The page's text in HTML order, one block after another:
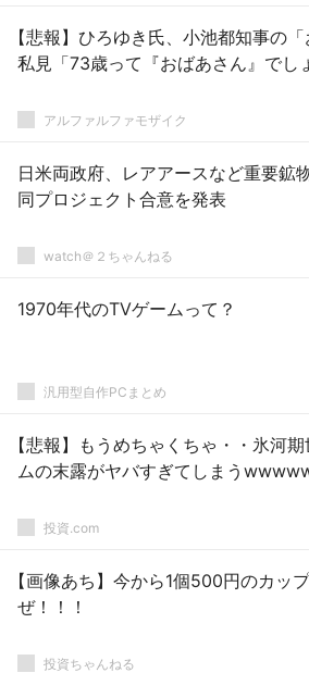
【悲報】ひろゆき氏、小池都知事の
私見「73歳って『おばあさん』でし
アルファルファモザイク
日米両政府、レアアースなど重要鉱
同プロジェクト合意を発表
watch＠２ちゃんねる
1970年代のTVゲームって？
汎用型自作PCまとめ
【悲報】もうめちゃくちゃ・・氷河
ムの末露がヤバすぎてしまう
投資.com
【画像あち】今から1個500円のカッ
ぜ！！！
投資ちゃんねる